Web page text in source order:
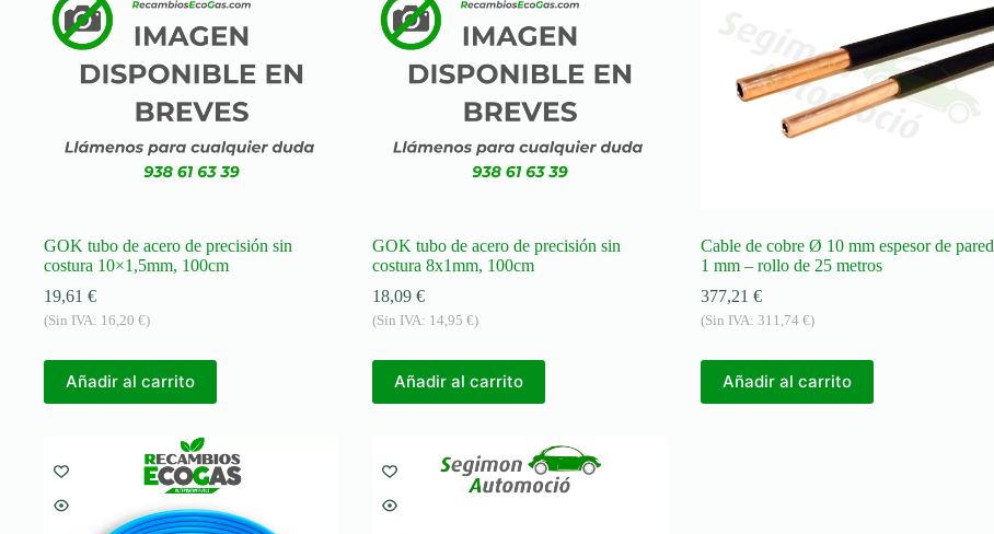
GOK tubo de acero de precisión sin
costura 10×1,5mm, 100cm
19,61 €
(Sin IVA: 16,20 €)
Añadir al carrito
GOK tubo de acero de precisión sin
costura 8x1mm, 100cm
18,09 €
(Sin IVA: 14,95 €)
Añadir al carrito
Cable de cobre Ø 10 mm espesor de pared
1 mm – rollo de 25 metros
377,21 €
(Sin IVA: 311,74 €)
Añadir al carrito